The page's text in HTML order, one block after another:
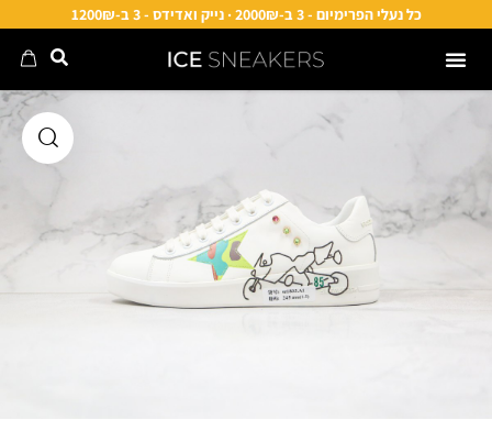
כל נעלי הפרימיום - 3 ב-2000₪ · נייק ואדידס - 3 ב-1200₪